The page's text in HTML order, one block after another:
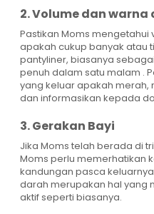
2. Volume dan warna
Pastikan Moms
apakah cukup banyak atau
pantyliner, biasanya
penuh dalam satu malam .
yang keluar apakah
dan informasikan kepada
3. Gerakan Bayi
Jika Moms telah berada di
Moms perlu memerhatikan
kandungan pasca
darah merupakan hal yang
aktif seperti biasanya.